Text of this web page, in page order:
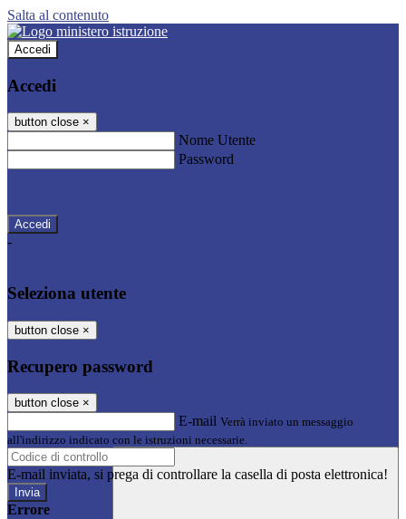
Salta al contenuto
Accedi
Accedi
button close ×
Nome Utente
Password
-
Seleziona utente
button close ×
Recupero password
button close ×
E-mail Verrà inviato un messaggio
all'indirizzo indicato con le istruzioni necessarie.
E-mail inviata, si prega di controllare la casella di posta elettronica!
Errore